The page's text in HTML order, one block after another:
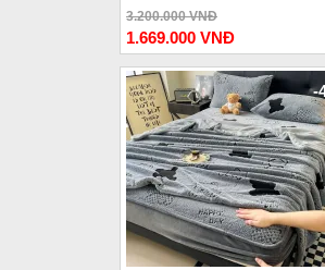
3.200.000 VNĐ
1.669.000 VNĐ
-